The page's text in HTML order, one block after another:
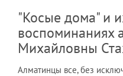
"Косые дома" и
воспоминаниях
Михайловны
Алматинцы все, без